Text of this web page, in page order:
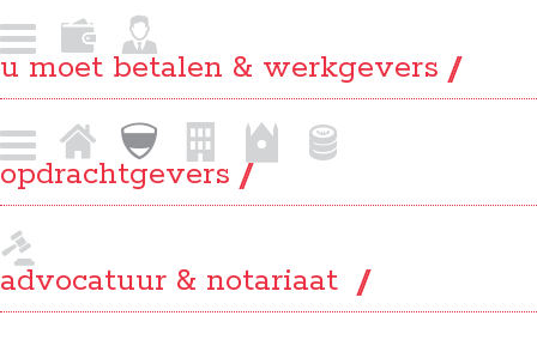
u moet betalen & werkgevers
opdrachtgevers
advocatuur & notariaat